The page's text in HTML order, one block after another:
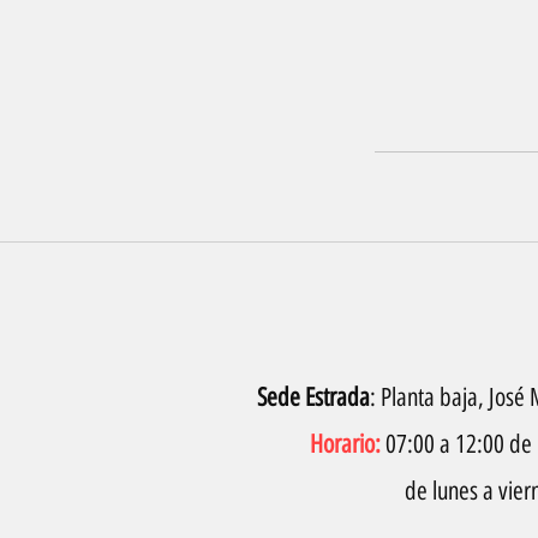
Sede Estrada: Planta baja, José
Horario:07:00 a 12:00 de
de lunes a